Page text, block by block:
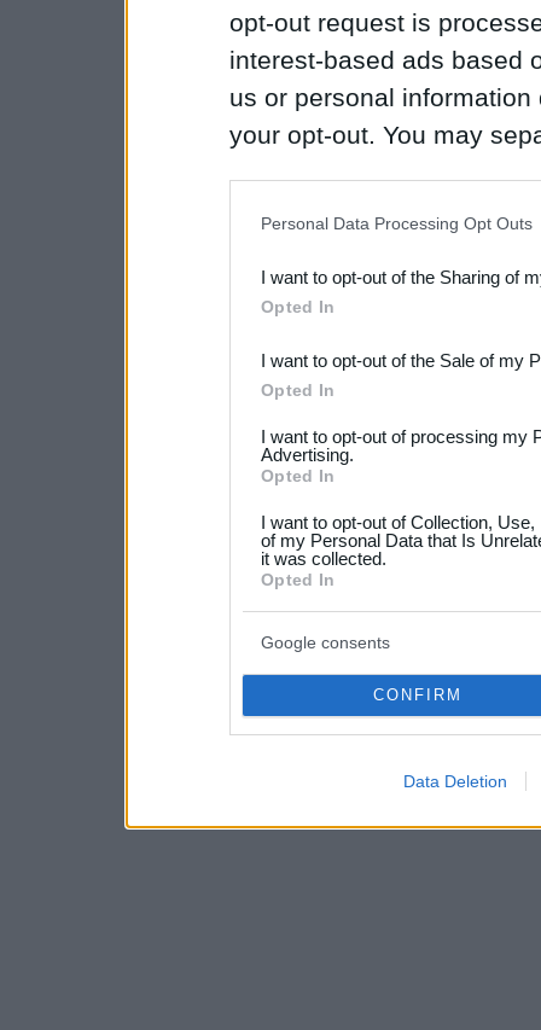
opt-out request is
interest-based ads based
us or personal
your opt-out. You may
Downstream Participants
third parties.
Please note that this
not limited to your visit or
grant or deny consent to
your data for below
consent section.
Personal Data Processing Opt Outs
I want to opt-out of the Sharing of
Opted In
I want to opt-out of the Sale of my
Opted In
I want to opt-out of processing my
Advertising.
Opted In
I want to opt-out of Collection,
of my Personal Data that Is
it was collected.
Opted In
Google consents
CONFIRM
Data Deletion